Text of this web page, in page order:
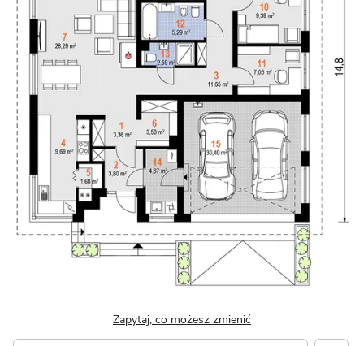
Zapytaj, co możesz zmienić